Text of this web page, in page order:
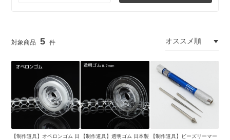
5
【制作道具】オペロンゴム 日
【制作道具】透明ゴム 日本製
【制作道具】ビーズリーマー